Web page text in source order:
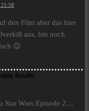
den Film aber das hier
aus, bin noch
😉
Souibi
Star Wars Episode 2…